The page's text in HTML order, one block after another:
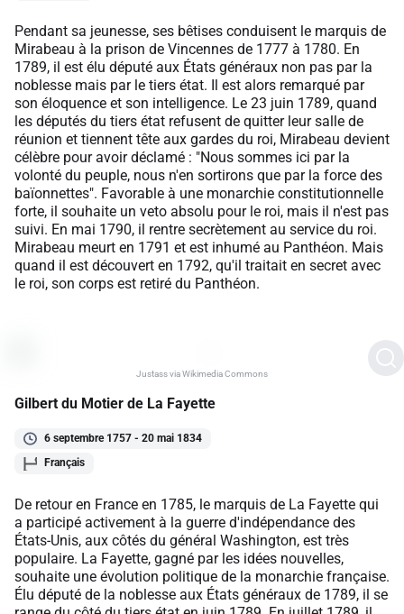
Pendant sa jeunesse, ses bêtises conduisent le marquis de
Mirabeau à la prison de Vincennes de 1777 à 1780. En
1789, il est élu député aux États généraux non pas par la
noblesse mais par le tiers état. Il est alors remarqué par
son éloquence et son intelligence. Le 23 juin 1789, quand
les députés du tiers état refusent de quitter leur salle de
réunion et tiennent tête aux gardes du roi, Mirabeau devient
célèbre pour avoir déclamé : "Nous sommes ici par la
volonté du peuple, nous n'en sortirons que par la force des
baïonnettes". Favorable à une monarchie constitutionnelle
forte, il souhaite un veto absolu pour le roi, mais il n'est pas
suivi. En mai 1790, il rentre secrètement au service du roi.
Mirabeau meurt en 1791 et est inhumé au Panthéon. Mais
quand il est découvert en 1792, qu'il traitait en secret avec
le roi, son corps est retiré du Panthéon.
Justass via Wikimedia Commons
Gilbert du Motier de La Fayette
6 septembre 1757 - 20 mai 1834
Français
De retour en France en 1785, le marquis de La Fayette qui
a participé activement à la guerre d'indépendance des
États-Unis, aux côtés du général Washington, est très
populaire. La Fayette, gagné par les idées nouvelles,
souhaite une évolution politique de la monarchie française.
Élu député de la noblesse aux États généraux de 1789, il se